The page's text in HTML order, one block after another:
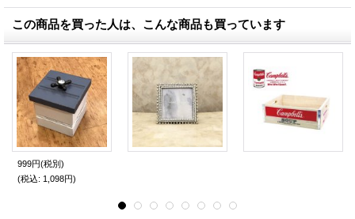
この商品を買った人は、こんな商品も買っています
999円(税別)
(税込: 1,098円)